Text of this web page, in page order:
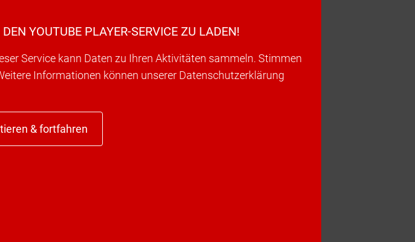
YOUTUBE PLAYER-SERVICE ZU LADEN!
Service kann Daten zu Ihren Aktivitäten sammeln. Stimmen
Informationen können unserer Datenschutzerklärung
& fortfahren